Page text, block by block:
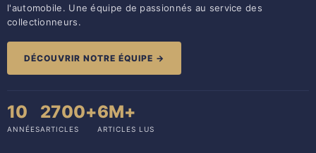
l'automobile. Une équipe de passionnés au service des
collectionneurs.
DÉCOUVRIR NOTRE ÉQUIPE →
10
ANNÉES
2700+
ARTICLES
6M+
ARTICLES LUS